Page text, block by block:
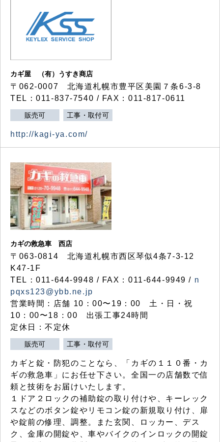
カギ屋 （有）うすき商店
〒062-0007 北海道札幌市豊平区美園７条6-3-8
TEL：011-837-7540 / FAX：011-817-0611
販売可 工事・取付可
http://kagi-ya.com/
カギの救急車 西店
〒063-0814 北海道札幌市西区琴似4条7-3-12
K47-1F
TEL：011-644-9948 / FAX：011-644-9949 / n
pqxs123@ybb.ne.jp
営業時間：店舗 10：00〜19：00 土・日・祝
10：00〜18：00 出張工事24時間
定休日：不定休
販売可 工事・取付可
カギと錠・防犯のことなら、「カギの１１０番・カ
ギの救急車」にお任せ下さい。全国一の店舗数で信
頼と技術をお届けいたします。
１ドア２ロックの補助錠の取り付けや、キーレック
スなどのボタン錠やリモコン錠の新規取り付け、扉
や錠前の修理、調整。また玄関、ロッカー、デス
ク、金庫の開錠や、車やバイクのインロックの開錠